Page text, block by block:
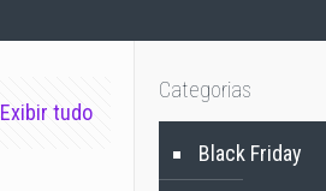
Exibir tudo
Categorias
Black Friday